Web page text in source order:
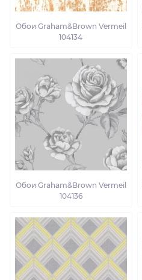
Обои Graham&Brown Vermeil
104134
Обои Graham&Brown Vermeil
104136